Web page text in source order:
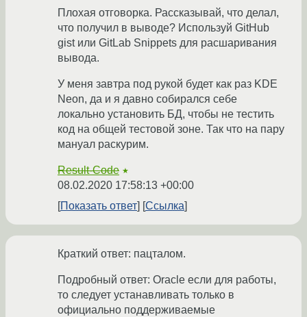
Плохая отговорка. Рассказывай, что делал,
что получил в выводе? Используй GitHub
gist или GitLab Snippets для расшаривания
вывода.
У меня завтра под рукой будет как раз KDE
Neon, да и я давно собирался себе
локально установить БД, чтобы не тестить
код на общей тестовой зоне. Так что на пару
мануал раскурим.
Result-Code ★
08.02.2020 17:58:13 +00:00
Показать ответ
Ссылка
Краткий ответ: пацталом.
Подробный ответ: Oracle если для работы,
то следует устанавливать только в
официально поддерживаемые